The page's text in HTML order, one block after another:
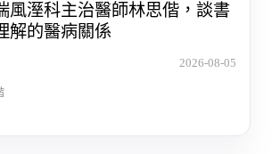
風溼科主治醫師林思偕，談書
解的醫病關係
2026-08-05